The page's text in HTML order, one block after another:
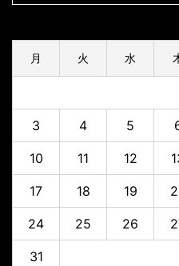
月 火 水
3 4 5
10 11 12
17 18 19
24 25 26
31